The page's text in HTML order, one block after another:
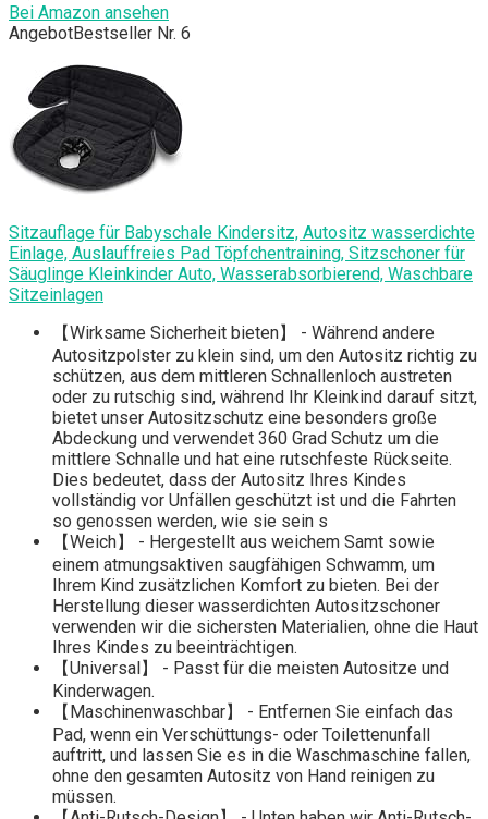
Bei Amazon ansehen
AngebotBestseller Nr. 6
Sitzauflage für Babyschale Kindersitz, Autositz wasserdichte
Einlage, Auslauffreies Pad Töpfchentraining, Sitzschoner für
Säuglinge Kleinkinder Auto, Wasserabsorbierend, Waschbare
Sitzeinlagen
【Wirksame Sicherheit bieten】 - Während andere
Autositzpolster zu klein sind, um den Autositz richtig zu
schützen, aus dem mittleren Schnallenloch austreten
oder zu rutschig sind, während Ihr Kleinkind darauf sitzt,
bietet unser Autositzschutz eine besonders große
Abdeckung und verwendet 360 Grad Schutz um die
mittlere Schnalle und hat eine rutschfeste Rückseite.
Dies bedeutet, dass der Autositz Ihres Kindes
vollständig vor Unfällen geschützt ist und die Fahrten
so genossen werden, wie sie sein s
【Weich】 - Hergestellt aus weichem Samt sowie
einem atmungsaktiven saugfähigen Schwamm, um
Ihrem Kind zusätzlichen Komfort zu bieten. Bei der
Herstellung dieser wasserdichten Autositzschoner
verwenden wir die sichersten Materialien, ohne die Haut
Ihres Kindes zu beeinträchtigen.
【Universal】 - Passt für die meisten Autositze und
Kinderwagen.
【Maschinenwaschbar】 - Entfernen Sie einfach das
Pad, wenn ein Verschüttungs- oder Toilettenunfall
auftritt, und lassen Sie es in die Waschmaschine fallen,
ohne den gesamten Autositz von Hand reinigen zu
müssen.